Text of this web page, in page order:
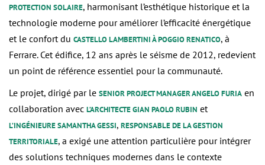
PROTECTION SOLAIRE, harmonisant l’esthétique historique et la
technologie moderne pour améliorer l’efficacité énergétique
et le confort du CASTELLO LAMBERTINI À POGGIO RENATICO, à
Ferrare. Cet édifice, 12 ans après le séisme de 2012, redevient
un point de référence essentiel pour la communauté.
Le projet, dirigé par le SENIOR PROJECT MANAGER ANGELO FURIA en
collaboration avec L’ARCHITECTE GIAN PAOLO RUBIN et
L’INGÉNIEURE SAMANTHA GESSI, RESPONSABLE DE LA GESTION
TERRITORIALE, a exigé une attention particulière pour intégrer
des solutions techniques modernes dans le contexte